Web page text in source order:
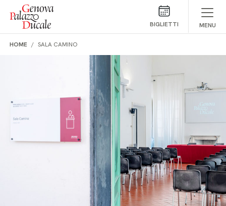
Salta al contenuto
BIGLIETTI MENU
HOME SALA CAMINO